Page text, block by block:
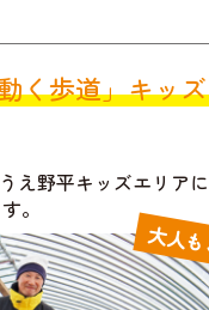
く歩道」キッ
え野平キッズエリア
。